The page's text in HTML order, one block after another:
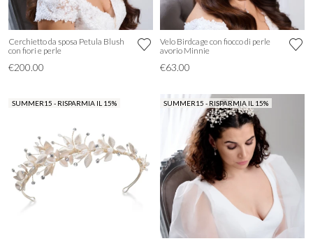
Cerchietto da sposa Petula Blush
con fiori e perle
€200.00
Velo Birdcage con fiocco di perle
avorio Minnie
€63.00
SUMMER15 - RISPARMIA IL 15% SUMMER15 - RISPARMIA IL 15%